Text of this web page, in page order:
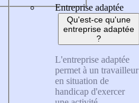
Entreprise adaptée
Qu'est-ce qu'une
entreprise adaptée
?
L'entreprise adaptée
permet à un travailleur
en situation de
handicap d'exercer